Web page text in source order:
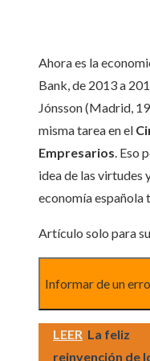
Ahora es la
Bank, de 2013 a
Jónsson (Madrid,
misma tarea en el
Empresarios . Eso
idea de las virtudes
economía española
Artículo solo para
Informar de un
LEER La feliz
reinvención de